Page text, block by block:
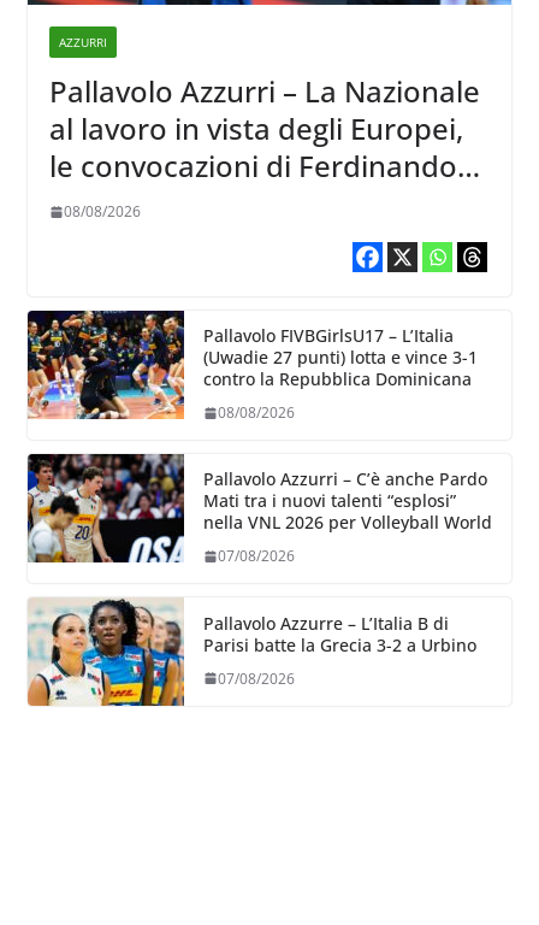
AZZURRI
Pallavolo Azzurri – La Nazionale
al lavoro in vista degli Europei,
le convocazioni di Ferdinando
De Giorgi
08/08/2026
Pallavolo FIVBGirlsU17 – L’Italia
(Uwadie 27 punti) lotta e vince 3-1
contro la Repubblica Dominicana
08/08/2026
Pallavolo Azzurri – C’è anche Pardo
Mati tra i nuovi talenti “esplosi”
nella VNL 2026 per Volleyball World
07/08/2026
Pallavolo Azzurre – L’Italia B di
Parisi batte la Grecia 3-2 a Urbino
07/08/2026